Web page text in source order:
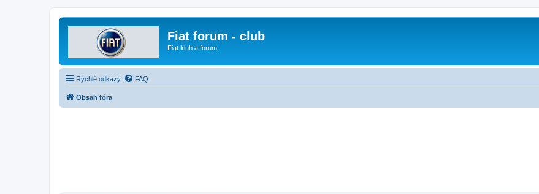
Fiat forum - club
Fiat klub a forum.
Rychlé odkazy FAQ
Obsah fóra